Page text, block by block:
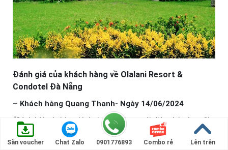
Đánh giá của khách hàng về Olalani Resort &
Condotel Đà Nẵng
– Khách hàng Quang Thanh- Ngày 14/06/2024
“Cách bài trí phòng bình thường, được cái diện tích rộng rãi,
vệ sinh ổn. Nhân viên nói chuyện lịch sự, hỗ trợ các mặt
cũng khá ok. “
Săn voucher Chat Zalo 0901776893 Combo rẻ Lên trên